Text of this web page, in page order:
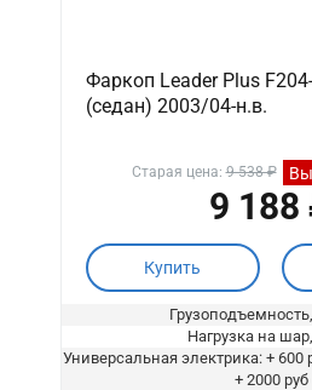
Фаркоп Leader Plus
(седан) 2003/04-н.в.
Старая цена:9 538 ₽
9 188
Купить
Нагрузка на
Универсальная электрика: + 600
+ 2000 руб